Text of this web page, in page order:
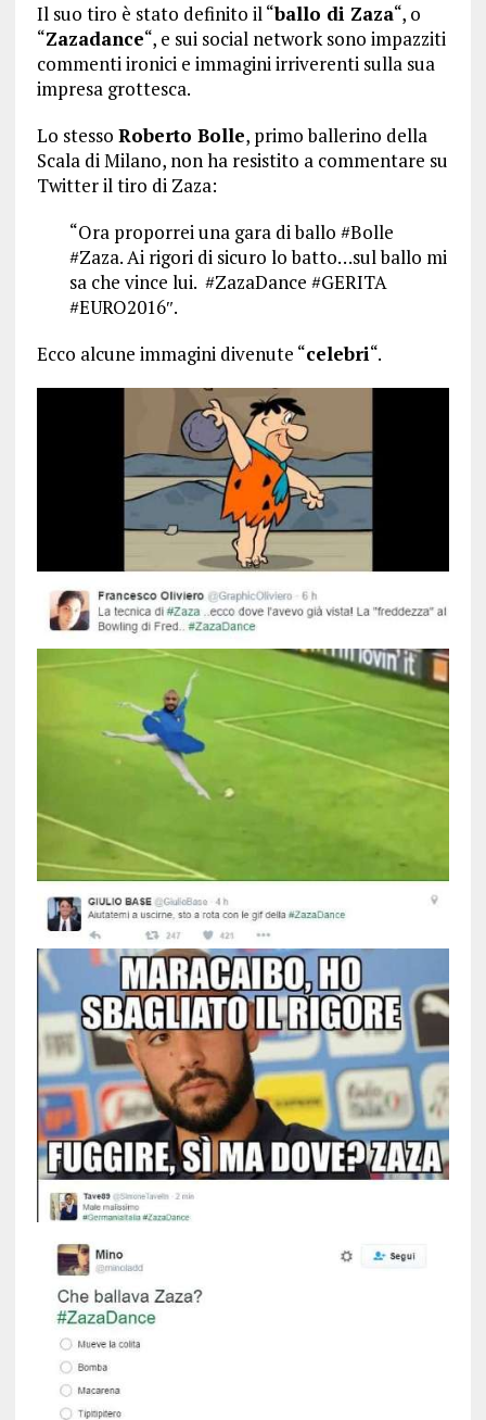
Il suo tiro è stato definito il “ballo di Zaza“, o
“Zazadance“, e sui social network sono impazziti
commenti ironici e immagini irriverenti sulla sua
impresa grottesca.
Lo stesso Roberto Bolle, primo ballerino della
Scala di Milano, non ha resistito a commentare su
Twitter il tiro di Zaza:
“Ora proporrei una gara di ballo #Bolle
#Zaza.Ai rigori di sicuro lo batto…sul ballo mi
sa che vince lui. #ZazaDance #GERITA
#EURO2016″.
Ecco alcune immagini divenute “celebri“.